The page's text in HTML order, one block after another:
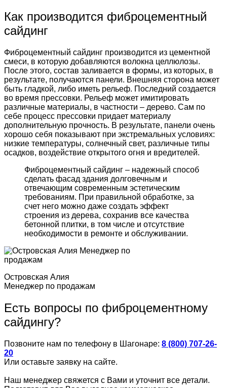
Как производится фиброцементный
сайдинг
Фиброцементный сайдинг производится из цементной
смеси, в которую добавляются волокна целлюлозы.
После этого, состав заливается в формы, из которых, в
результате, получаются панели. Внешняя сторона может
быть гладкой, либо иметь рельеф. Последний создается
во время прессовки. Рельеф может имитировать
различные материалы, в частности – дерево. Сам по
себе процесс прессовки придает материалу
дополнительную прочность. В результате, панели очень
хорошо себя показывают при экстремальных условиях:
низкие температуры, солнечный свет, различные типы
осадков, воздействие открытого огня и вредителей.
Фиброцементный сайдинг – надежный способ
сделать фасад здания долговечным и
отвечающим современным эстетическим
требованиям. При правильной обработке, за
счет него можно даже создать эффект
строения из дерева, сохранив все качества
бетонной плитки, в том числе и отсутствие
необходимости в ремонте и обслуживании.
Островская Алия
Менеджер по продажам
Есть вопросы по фиброцементному
сайдингу?
Позвоните нам по телефону в Шагонаре: 8 (800) 707-26-
20
Или оставьте заявку на сайте.
Наш менеджер свяжется с Вами и уточнит все детали.